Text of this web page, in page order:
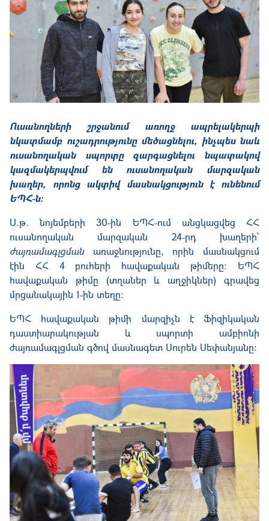
Ուսանողների շրջանում առողջ ապրելակերպի
նկատմամբ ուշադրությունը մեծացնելու, ինչպես նաև
ուսանողական սպորտը զարգացնելու նպատակով
կազմակերպվում են ուսանողական մարզական
խաղեր, որոնց ակտիվ մասնակցություն է ունենում
ԵՊՀ-ն։
Ս.թ. նոյեմբերի 30-ին ԵՊՀ-ում անցկացվեց ՀՀ
ուսանողական մարզական 24-րդ խաղերի՝
ժայռամագլցման առաջնությունը, որին մասնակցում
էին ՀՀ 4 բուհերի հավաքական թիմերը: ԵՊՀ
հավաքական թիմը (տղաներ և աղջիկներ) գրավեց
մրցանակային 1-ին տեղը:
ԵՊՀ հավաքական թիմի մարզիչն է Ֆիզիկական
դաստիարակության և սպորտի ամբիոնի
ժայռամագլցման գծով մասնագետ Սուրեն Սեփանյանը: